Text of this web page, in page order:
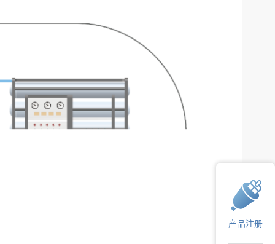
产品注册